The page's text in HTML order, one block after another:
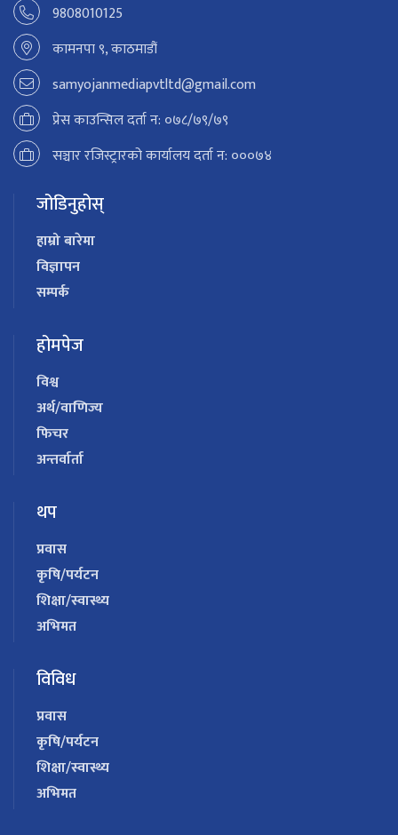
9808010125
कामनपा ९, काठमाडौं
samyojanmediapvtltd@gmail.com
प्रेस काउन्सिल दर्ता न: ०७८/७९/७९
सञ्चार रजिस्ट्रारको कार्यालय दर्ता न: ०००७४
जोडिनुहोस्
हाम्रो बारेमा
विज्ञापन
सम्पर्क
होमपेज
विश्व
अर्थ/वाणिज्य
फिचर
अन्तर्वार्ता
थप
प्रवास
कृषि/पर्यटन
शिक्षा/स्वास्थ्य
अभिमत
विविध
प्रवास
कृषि/पर्यटन
शिक्षा/स्वास्थ्य
अभिमत